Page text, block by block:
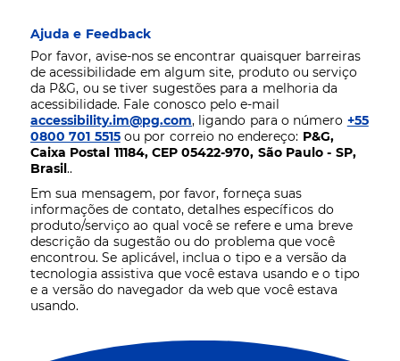
Ajuda e Feedback
Por favor, avise-nos se encontrar quaisquer barreiras
de acessibilidade em algum site, produto ou serviço
da P&G, ou se tiver sugestões para a melhoria da
acessibilidade. Fale conosco pelo e-mail
accessibility.im@pg.com, ligando para o número +55
0800 701 5515ou por correio no endereço: P&G,
Caixa Postal 11184, CEP 05422-970, São Paulo - SP,
Brasil..
Em sua mensagem, por favor, forneça suas
informações de contato, detalhes específicos do
produto/serviço ao qual você se refere e uma breve
descrição da sugestão ou do problema que você
encontrou. Se aplicável, inclua o tipo e a versão da
tecnologia assistiva que você estava usando e o tipo
e a versão do navegador da web que você estava
usando.